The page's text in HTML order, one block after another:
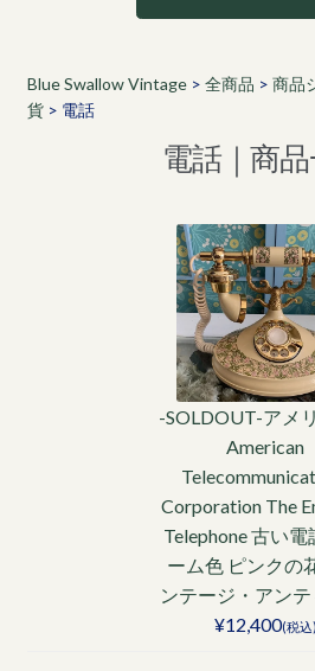
Blue Swallow Vintage> 全商品 > 商品
貨> 電話
電話｜商
-SOLDOUT-アメ
American
Corporation The
Telephone 古い電
ーム色 ピンクの
ンテージ・アンテ
¥12,400(税込)